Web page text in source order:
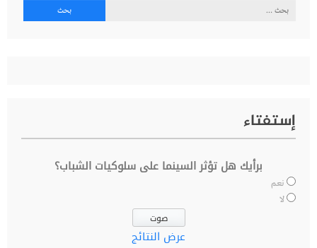
البحث
إستفتاء
برأيك هل تؤثر السينما على سلوكيات الشباب؟
نعم
لا
عرض النتائج